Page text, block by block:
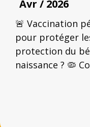
Avr / 2026
🚨 Vaccination
pour protéger
protection du
naissance ? 🦠